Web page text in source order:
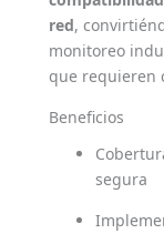
red,
monitoreo
que requieren
Beneficios
segura